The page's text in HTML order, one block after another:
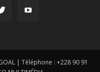
| Téléphone : +228 90 91